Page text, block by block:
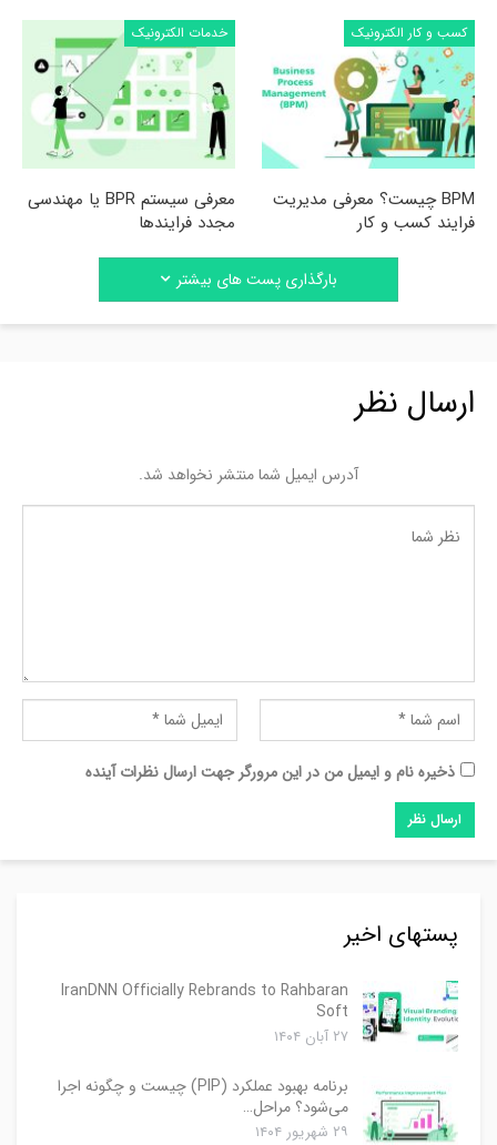
کسب و کار الکترونیک
BPM چیست؟ معرفی مدیریت
فرایند کسب و کار
خدمات الکترونیک
معرفی سیستم BPR یا مهندسی
مجدد فرایندها
بارگذاری پست های بیشتر
ارسال نظر
آدرس ایمیل شما منتشر نخواهد شد.
ذخیره نام و ایمیل من در این مرورگر جهت ارسال نظرات آینده
پستهای اخیر
IranDNN Officially Rebrands to Rahbaran
Soft
۲۷ آبان ۱۴۰۴
برنامه بهبود عملکرد (PIP) چیست و چگونه اجرا
می‌شود؟ مراحل…
۲۹ شهریور ۱۴۰۴